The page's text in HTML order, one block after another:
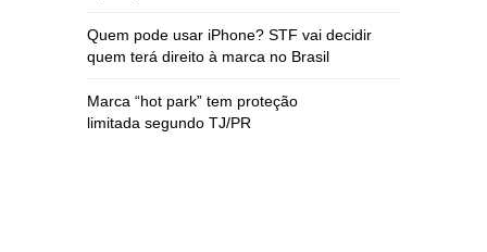
Quem pode usar iPhone? STF vai decidir
quem terá direito à marca no Brasil
Marca “hot park” tem proteção
limitada segundo TJ/PR